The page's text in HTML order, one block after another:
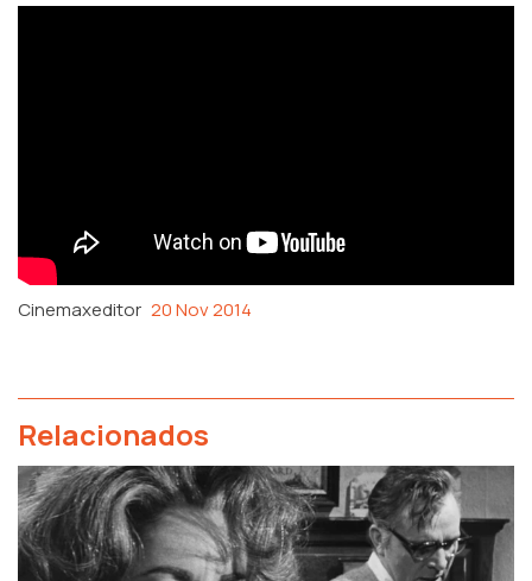
Cinemaxeditor 20 Nov 2014
Relacionados